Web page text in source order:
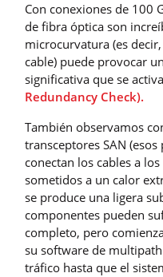
Con conexiones de 100
de fibra óptica son
microcurvatura (es
cable) puede provocar
significativa que se
Redundancy Check).
También observamos
transceptores SAN
conectan los cables a
sometidos a un calor
se produce una ligera
componentes pueden
completo, pero
su software de
tráfico hasta que el